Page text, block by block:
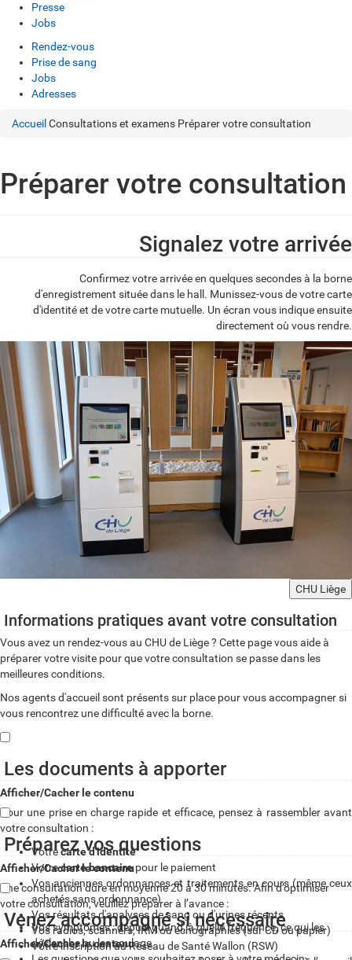
Presse
Jobs
Rendez-vous
Prise de sang
Jobs
Adresses
Accueil Consultations et examens Préparer votre consultation
Préparer votre consultation
Signalez votre arrivée
Confirmez votre arrivée en quelques secondes à la borne
d'enregistrement située dans le hall. Munissez-vous de votre carte
d'identité et de votre carte mutuelle. Un écran vous indique ensuite
directement où vous rendre.
CHU Liège
Informations pratiques avant votre consultation
Vous avez un rendez-vous au CHU de Liège ? Cette page vous aide à
préparer votre visite pour que votre consultation se passe dans les
meilleures conditions.
Nos agents d'accueil sont présents sur place pour vous accompagner si
vous rencontrez une difficulté avec la borne.
Les documents à apporter
Afficher/Cacher le contenu
Pour une prise en charge rapide et efficace, pensez à rassembler avant
votre consultation :
Votrecarte d'identité
Votrecarte bancairepour le paiement
Vos anciennes ordonnances et traitements en cours (même ceux
achetés sans ordonnance)
Vos résultats d'analyses de sang ou d'urines récents
Vos radios, scanners, IRM ou échographies (sur CD ou papier)
Votre inscription au Réseau de Santé Wallon (RSW)
Préparez vos questions
Afficher/Cacher le contenu
Une consultation dure en moyenne 20 à 30 minutes. Afin d’optimiser
votre consultation, veuillez préparer à l’avance :
Vos symptômes : depuis quand, à quelle fréquence, ce qui les
déclenche ou les soulage
Venez accompagné si nécessaire
Afficher/Cacher le contenu